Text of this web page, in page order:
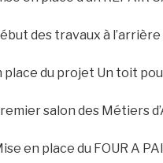
des travaux à
place du projet Un toit
salon des Métiers
en place du FOUR A